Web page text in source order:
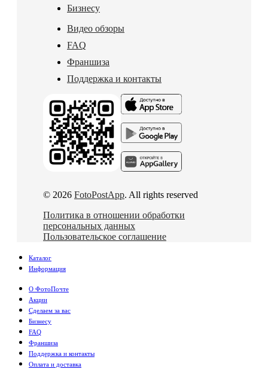
Бизнесу
Видео обзоры
FAQ
Франшиза
Поддержка и контакты
© 2026 FotoPostApp. All rights reserved
Политика в отношении обработки
персональных данных
Пользовательское соглашение
Каталог
Информация
О ФотоПочте
Акции
Сделаем за вас
Бизнесу
FAQ
Франшиза
Поддержка и контакты
Оплата и доставка